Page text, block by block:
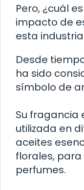
Pero, ¿cuál
impacto de
esta
Desde
ha sido
símbolo de
Su fragancia
utilizada en
aceites
florales,
perfumes.